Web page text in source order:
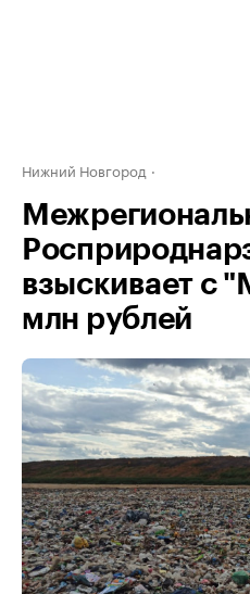
Нижний Новгород
взыскивает с
млн рублей